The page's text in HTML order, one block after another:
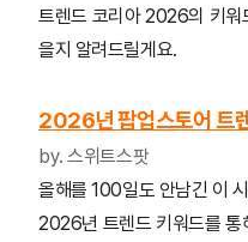
트렌드 코리아 2026의 키워
을지 알려드릴게요.
2026년 팝업스토어 트
by. 스위트스팟
올해를 100일도 안남긴 이
2026년 트렌드 키워드를 통